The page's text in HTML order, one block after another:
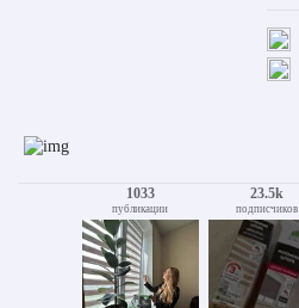
1033
публикации
23.5k
подписчиков